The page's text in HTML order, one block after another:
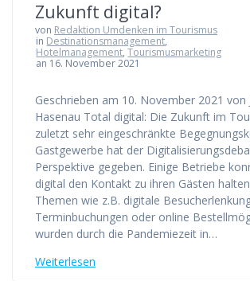
Zukunft digital?
von Redaktion Umdenken im Tourismus
in Destinationsmanagement,
Hotelmanagement,Tourismusmarketing
an 16. November 2021
Geschrieben am 10. November 2021 von
Hasenau Total digital: Die Zukunft im
zuletzt sehr eingeschränkte
Gastgewerbe hat der
Perspektive gegeben. Einige Betriebe
digital den Kontakt zu ihren Gästen
Themen wie z.B. digitale
Terminbuchungen oder online
wurden durch die Pandemiezeit in…
Weiterlesen